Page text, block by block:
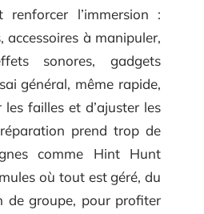
l’immersion :
accessoires à manipuler,
sonores, gadgets
général, même rapide,
failles et d’ajuster les
prend trop de
comme Hint Hunt
où tout est géré, du
de groupe, pour profiter